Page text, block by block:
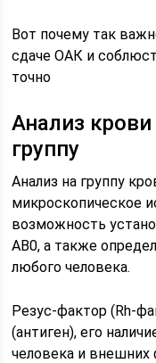
Вот почему так
сдаче ОАК и
точно
Анализ
группу
Анализ на группу
микроскопическое
возможность
АВ0, а также
любого человека.
Резус-фактор (Rh-
(антиген), его
человека и